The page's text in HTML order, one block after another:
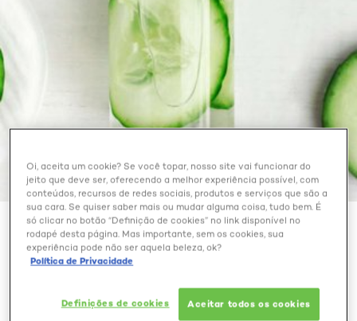
BELEZA EXTRAORDINÁRIA
ADSTRINGENTE OU
TÔNICO? ENTENDA A
DIFERENÇA E SAIBA
Oi, aceita um cookie? Se você topar, nosso site vai funcionar do
jeito que deve ser, oferecendo a melhor experiência possível, com
conteúdos, recursos de redes sociais, produtos e serviços que são a
sua cara. Se quiser saber mais ou mudar alguma coisa, tudo bem. É
só clicar no botão “Definição de cookies” no link disponível no
rodapé desta página. Mas importante, sem os cookies, sua
experiência pode não ser aquela beleza, ok?
Política de Privacidade
Definições de cookies Aceitar todos os cookies